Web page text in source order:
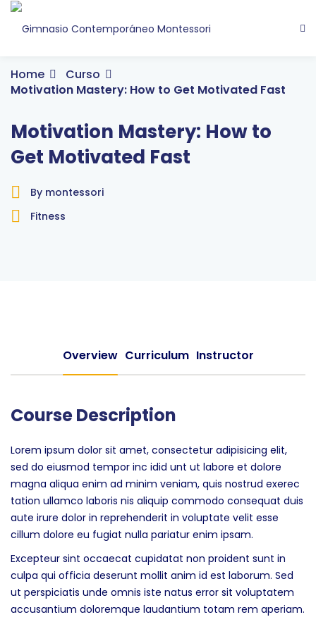
Home
Curso
Motivation Mastery: How to Get Motivated Fast
Motivation Mastery: How to
Get Motivated Fast
By montessori
Fitness
Overview Curriculum Instructor
Course Description
Lorem ipsum dolor sit amet, consectetur adipisicing elit,
sed do eiusmod tempor inc idid unt ut labore et dolore
magna aliqua enim ad minim veniam, quis nostrud exerec
tation ullamco laboris nis aliquip commodo consequat duis
aute irure dolor in reprehenderit in voluptate velit esse
cillum dolore eu fugiat nulla pariatur enim ipsam.
Excepteur sint occaecat cupidatat non proident sunt in
culpa qui officia deserunt mollit anim id est laborum. Sed
ut perspiciatis unde omnis iste natus error sit voluptatem
accusantium doloremque laudantium totam rem aperiam.